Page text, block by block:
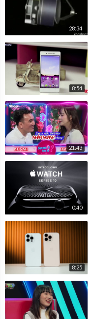
28:34
8:54
21:43
0:40
8:25